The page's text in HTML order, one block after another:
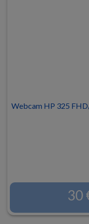
Webcam HP 325
30